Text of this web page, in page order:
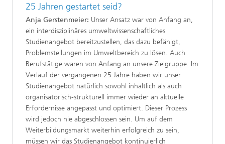
25 Jahren gestartet seid?
Anja Gerstenmeier: Unser Ansatz war von Anfang an,
ein interdisziplinäres umweltwissenschaftliches
Studienangebot bereitzustellen, das dazu befähigt,
Problemstellungen im Umweltbereich zu lösen. Auch
Berufstätige waren von Anfang an unsere Zielgruppe. Im
Verlauf der vergangenen 25 Jahre haben wir unser
Studienangebot natürlich sowohl inhaltlich als auch
organisatorisch-strukturell immer wieder an aktuelle
Erfordernisse angepasst und optimiert. Dieser Prozess
wird jedoch nie abgeschlossen sein. Um auf dem
Weiterbildungsmarkt weiterhin erfolgreich zu sein,
müssen wir das Studienangebot kontinuierlich